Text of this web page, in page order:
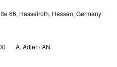
66, Hasselroth, Hessen, Germany
A. Adler / AN